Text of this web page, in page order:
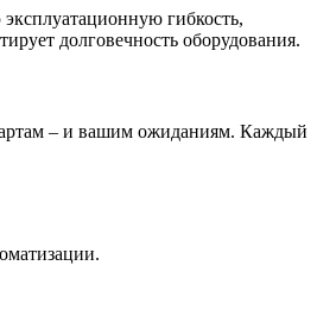
гибкость,
долговечность оборудования.
– и вашим ожиданиям. Каждый